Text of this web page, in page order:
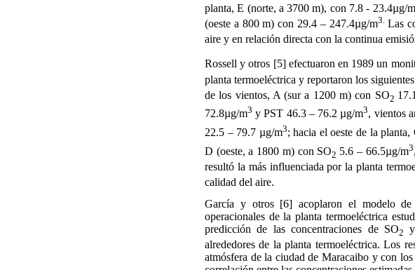
planta, E (norte, a 3700 m), con 7.8 - 23.4µg/m
(oeste a 800 m) con 29.4 – 247.4µg/m3. Las
aire y en relación directa con la continua
Rossell y otros [5] efectuaron en 1989 un
planta termoeléctrica y reportaron los
de los vientos, A (sur a 1200 m) con SO2
72.8µg/m3 y PST 46.3 – 76.2 µg/m3, vientos
22.5 – 79.7 µg/m3; hacia el oeste de la
D (oeste, a 1800 m) con SO2 5.6 – 66.5µg/m3
resultó la más influenciada por la planta
calidad del aire.
García y otros [6] acoplaron el modelo de
operacionales de la planta termoeléctrica
predicción de las concentraciones de SO2
alrededores de la planta termoeléctrica. Los
atmósfera de la ciudad de Maracaibo y con